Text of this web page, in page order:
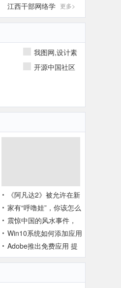
视城官网
江西干部网络学
院
更多>
我图网,设计素
材,图片素材
开源中国社区
《阿凡达2》被允许在新
西兰复工拍摄 漫威《旺
达·幻视》上线时间或被
推迟
家有“呼噜娃”，你该怎么
办？
震惊中国的风水事件，
你不动我我不动你[惊奇]
Win10系统如何添加应用
图标,Win10系统添加应
用图标操作方法
Adobe推出免费应用 提
供大量精心设计的滤镜